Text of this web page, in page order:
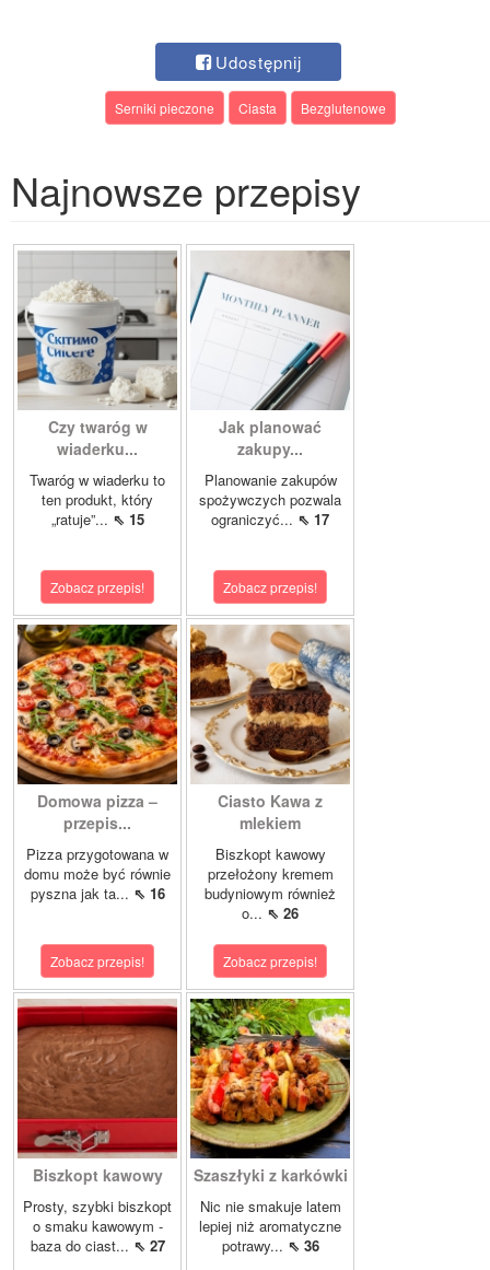
Udostępnij
Serniki pieczone Ciasta Bezglutenowe
Najnowsze przepisy
Czy twaróg w
wiaderku...
Twaróg w wiaderku to
ten produkt, który
„ratuje”... ⇖ 15
Zobacz przepis!
Jak planować
zakupy...
Planowanie zakupów
spożywczych pozwala
ograniczyć... ⇖ 17
Zobacz przepis!
Domowa pizza –
przepis...
Pizza przygotowana w
domu może być równie
pyszna jak ta... ⇖ 16
Zobacz przepis!
Ciasto Kawa z
mlekiem
Biszkopt kawowy
przełożony kremem
budyniowym również
o... ⇖ 26
Zobacz przepis!
Biszkopt kawowy
Prosty, szybki biszkopt
o smaku kawowym -
baza do ciast... ⇖ 27
Szaszłyki z karkówki
Nic nie smakuje latem
lepiej niż aromatyczne
potrawy... ⇖ 36